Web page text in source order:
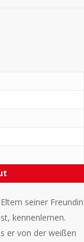
seiner Freundin
kennenlernen.
er von der weißen